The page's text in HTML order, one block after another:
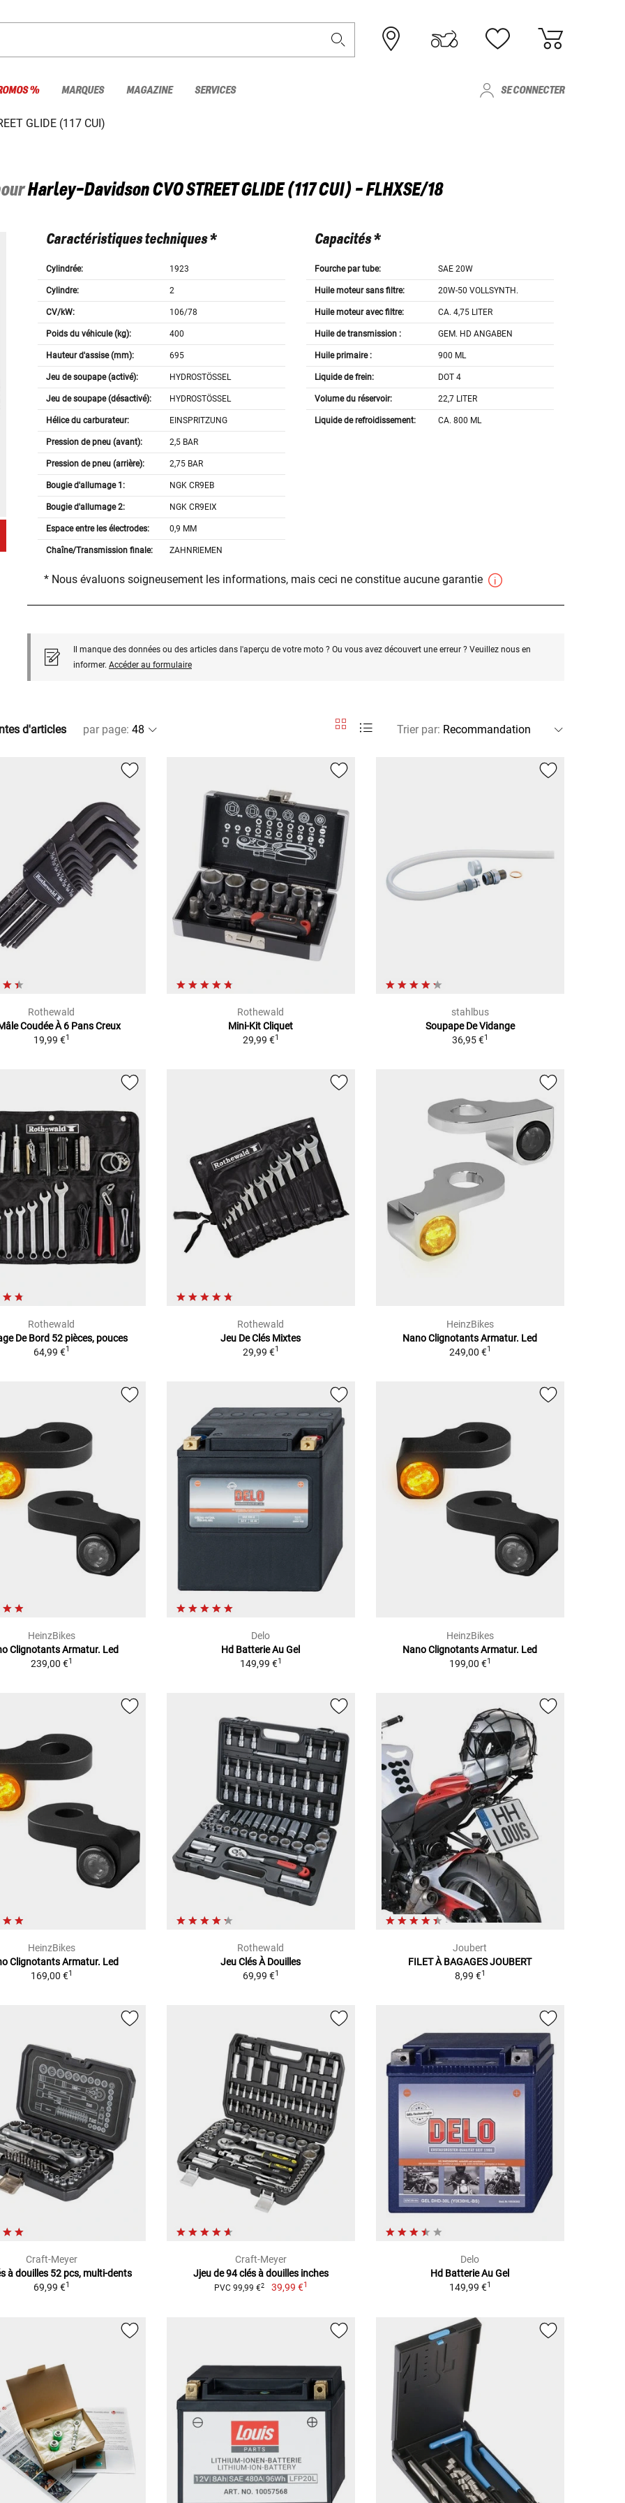
% MARQUES MAGAZINE SERVICES SE CONNECTER
GLIDE (117 CUI)
Harley-DavidsonCVO STREET GLIDE (117 CUI) - FLHXSE/18
Caractéristiques techniques *
Cylindrée: 1923
Cylindre: 2
CV/kW: 106/78
Poids du véhicule (kg): 400
Hauteur d'assise (mm): 695
Jeu de soupape (activé): HYDROSTÖSSEL
Jeu de soupape (désactivé): HYDROSTÖSSEL
Hélice du carburateur: EINSPRITZUNG
Pression de pneu (avant): 2,5 BAR
Pression de pneu (arrière): 2,75 BAR
Bougie d'allumage 1: NGK CR9EB
Bougie d'allumage 2: NGK CR9EIX
Espace entre les électrodes: 0,9 MM
Chaîne/Transmission finale: ZAHNRIEMEN
Capacités *
Fourche par tube: SAE 20W
Huile moteur sans filtre: 20W-50 VOLLSYNTH.
Huile moteur avec filtre: CA. 4,75 LITER
Huile de transmission : GEM. HD ANGABEN
Huile primaire : 900 ML
Liquide de frein: DOT 4
Volume du réservoir: 22,7 LITER
Liquide de refroidissement: CA. 800 ML
* Nous évaluons soigneusement les informations, mais ceci ne constitue aucune garantie
Il manque des données ou des articles dans l'aperçu de votre moto ? Ou vous avez découvert une erreur ? Veuillez nous en
informer. Accéder au formulaire
d'articles par page: Trier par:
Rothewald
Coudée À 6 Pans Creux
19,99 €1
Rothewald
Mini-Kit Cliquet
29,99 €1
stahlbus
Soupape De Vidange
36,95 €1
Rothewald
De Bord 52 pièces, pouces
64,99 €1
Rothewald
Jeu De Clés Mixtes
29,99 €1
HeinzBikes
Nano Clignotants Armatur. Led
249,00 €1
HeinzBikes
Clignotants Armatur. Led
239,00 €1
Delo
Hd Batterie Au Gel
149,99 €1
HeinzBikes
Nano Clignotants Armatur. Led
199,00 €1
HeinzBikes
Clignotants Armatur. Led
169,00 €1
Rothewald
Jeu Clés À Douilles
69,99 €1
Joubert
FILET À BAGAGES JOUBERT
8,99 €1
Craft-Meyer
à douilles 52 pcs, multi-dents
69,99 €1
Craft-Meyer
Jjeu de 94 clés à douilles inches
PVC 99,99 €2 39,99 €1
Delo
Hd Batterie Au Gel
149,99 €1